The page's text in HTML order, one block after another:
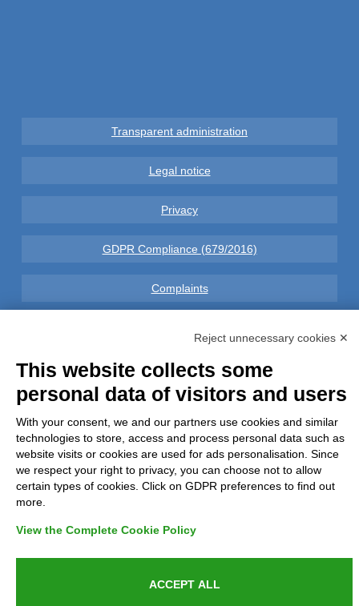
Transparent administration
Legal notice
Privacy
GDPR Compliance (679/2016)
Complaints
Contacts
Azienda certificata UNI EN ISO 9001:2015
Reject unnecessary cookies ✕
This website collects some
personal data of visitors and users
With your consent, we and our partners use cookies and similar
technologies to store, access and process personal data such as
website visits or cookies are used for ads personalisation. Since
we respect your right to privacy, you can choose not to allow
certain types of cookies. Click on GDPR preferences to find out
more.
View the Complete Cookie Policy
ACCEPT ALL